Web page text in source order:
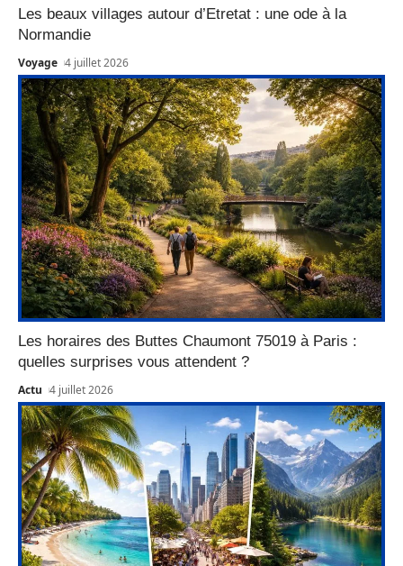
Les beaux villages autour d’Etretat : une ode à la
Normandie
Voyage 4 juillet 2026
Les horaires des Buttes Chaumont 75019 à Paris :
quelles surprises vous attendent ?
Actu 4 juillet 2026